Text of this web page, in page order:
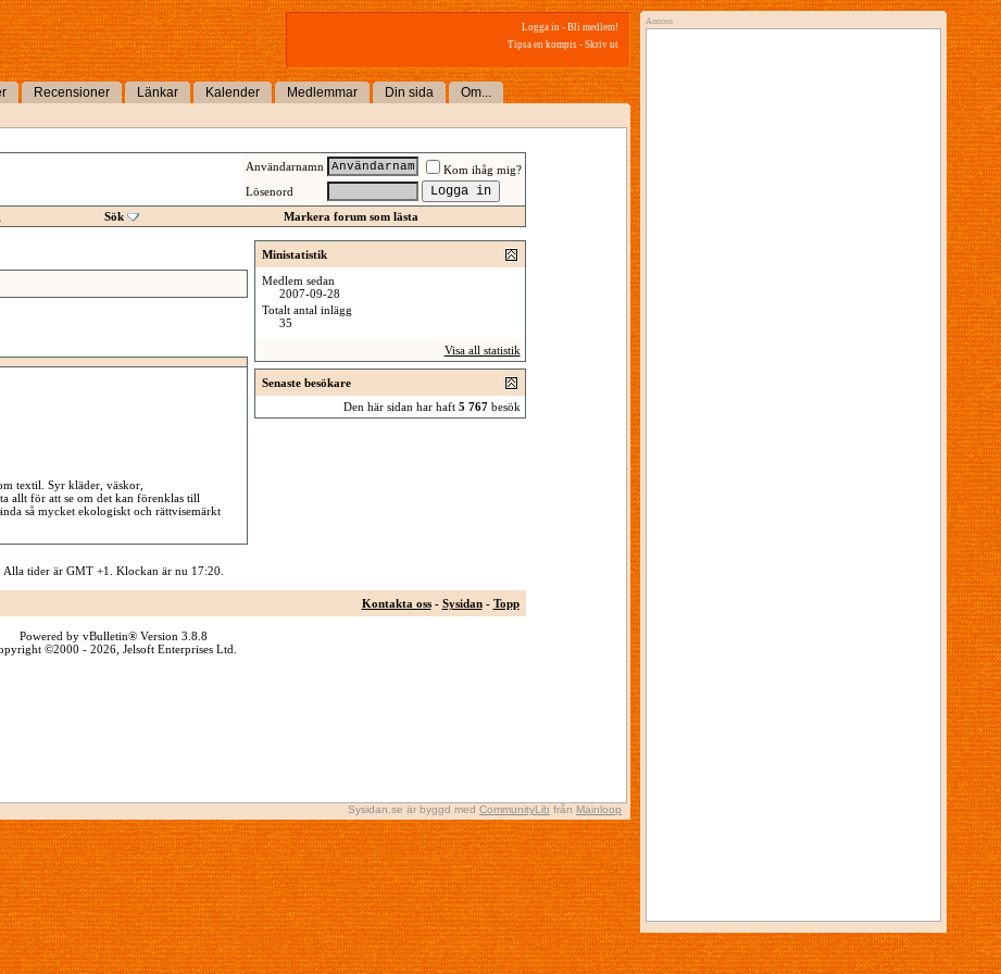
Logga in - Bli medlem!
Tipsa en kompis - Skriv ut
Recensioner Länkar Kalender Medlemmar Din sida Om...
Användarnamn
Kom ihåg mig?
Lösenord
Sök Markera forum som lästa
textil. Syr kläder, väskor,
allt för att se om det kan förenklas till
så mycket ekologiskt och rättvisemärkt
Ministatistik
Medlem sedan
2007-09-28
Totalt antal inlägg
35
Visa all statistik
Senaste besökare
Den här sidan har haft 5 767besök
Alla tider är GMT +1. Klockan är nu 17:20
Kontakta oss- Sysidan- Topp
Powered by vBulletin® Version 3.8.8
©2000 - 2026, Jelsoft Enterprises Ltd.
Sysidan.se är byggd med CommunityLib från Mainloop
Annons